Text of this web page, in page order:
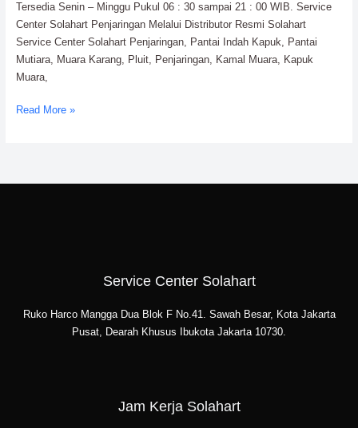
Tersedia Senin – Minggu Pukul 06 : 30 sampai 21 : 00 WIB. Service
Center Solahart Penjaringan Melalui Distributor Resmi Solahart
Service Center Solahart Penjaringan, Pantai Indah Kapuk, Pantai
Mutiara, Muara Karang, Pluit, Penjaringan, Kamal Muara, Kapuk
Muara,
Read More »
Service Center Solahart
Ruko Harco Mangga Dua Blok F No.41. Sawah Besar, Kota Jakarta
Pusat, Dearah Khusus Ibukota Jakarta 10730.
Jam Kerja Solahart